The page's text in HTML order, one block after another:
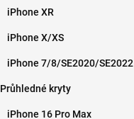
iPhone XR
iPhone X/XS
iPhone 7/8/SE2020/SE2022
Průhledné kryty
iPhone 16 Pro Max